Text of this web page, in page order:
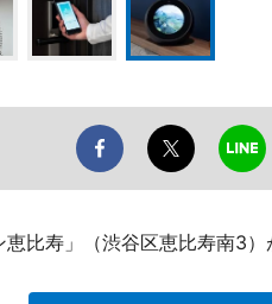
比寿」（渋谷区恵比寿南3）